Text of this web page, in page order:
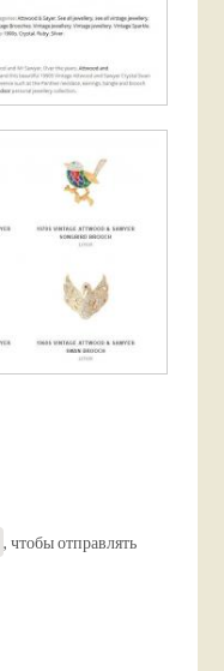
, чтобы отправлять